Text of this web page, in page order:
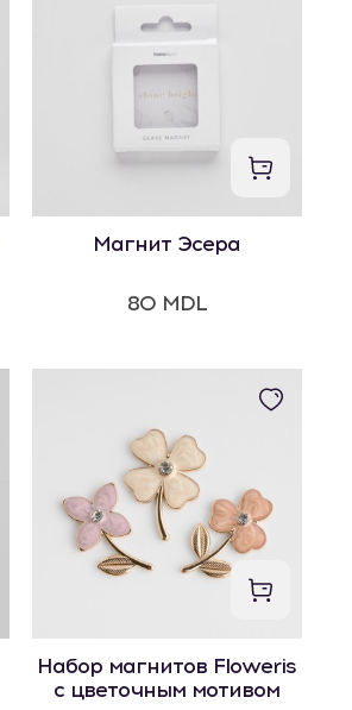
Магнит Эсера
80 MDL
Набор магнитов Floweris
с цветочным мотивом